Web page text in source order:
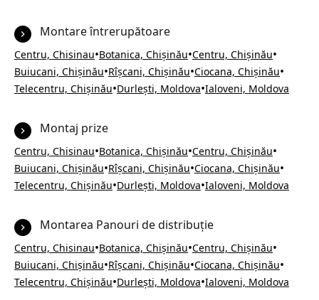
Montare întrerupătoare
Centru, Chisinau•Botanica, Chișinău•Centru, Chișinău•
Buiucani, Chișinău•Rîșcani, Chișinău•Ciocana, Chișinău•
Telecentru, Chișinău•Durlești, Moldova•Ialoveni, Moldova
Montaj prize
Centru, Chisinau•Botanica, Chișinău•Centru, Chișinău•
Buiucani, Chișinău•Rîșcani, Chișinău•Ciocana, Chișinău•
Telecentru, Chișinău•Durlești, Moldova•Ialoveni, Moldova
Montarea Panouri de distribuție
Centru, Chisinau•Botanica, Chișinău•Centru, Chișinău•
Buiucani, Chișinău•Rîșcani, Chișinău•Ciocana, Chișinău•
Telecentru, Chișinău•Durlești, Moldova•Ialoveni, Moldova